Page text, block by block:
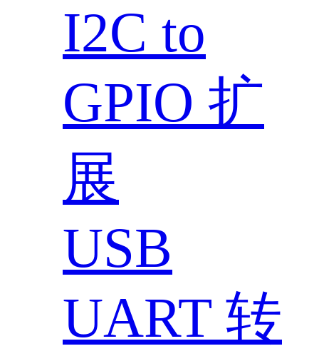
I2C to
GPIO 扩
展
USB
UART 转